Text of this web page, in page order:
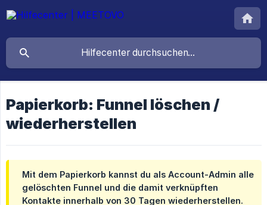
Papierkorb: Funnel löschen /
wiederherstellen
Mit dem Papierkorb kannst du als Account-Admin alle
gelöschten Funnel und die damit verknüpften
Kontakte innerhalb von 30 Tagen wiederherstellen.